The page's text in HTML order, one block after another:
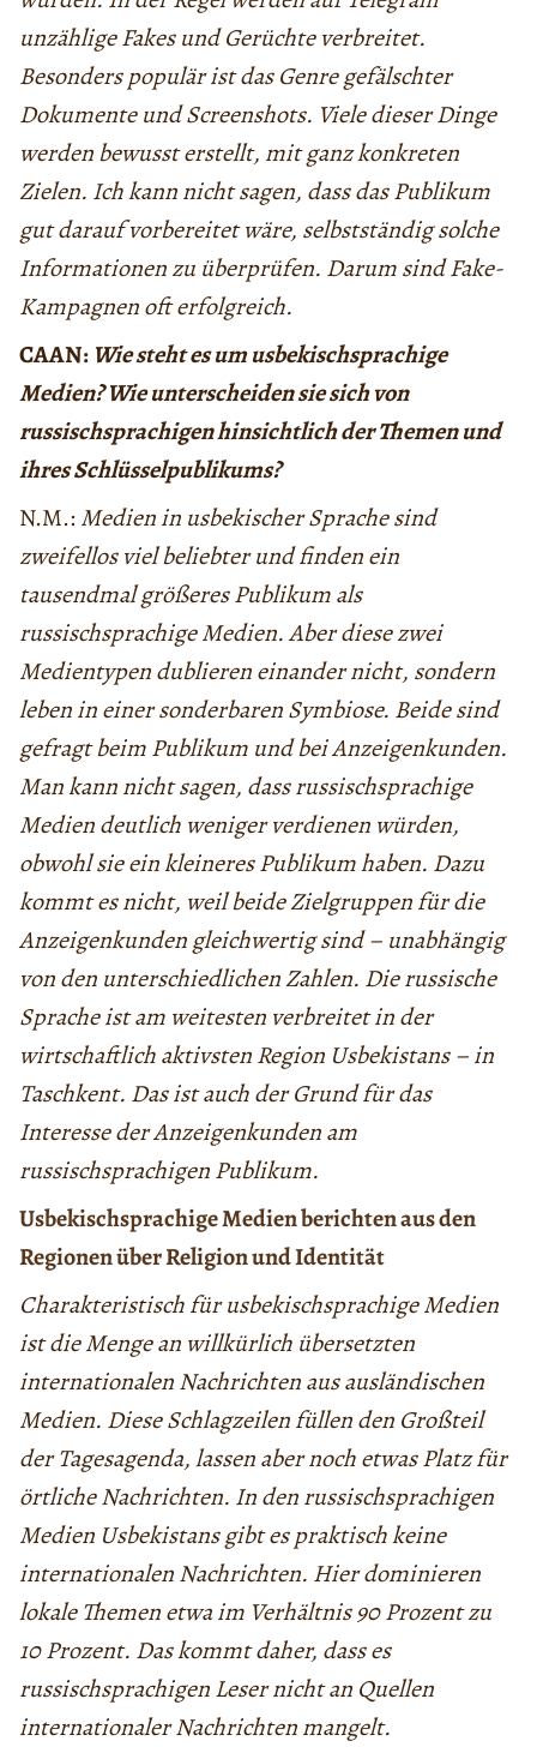
unzählige Fakes und Gerüchte verbreitet.
Besonders populär ist das Genre gefälschter
Dokumente und Screenshots. Viele dieser Dinge
werden bewusst erstellt, mit ganz konkreten
Zielen. Ich kann nicht sagen, dass das Publikum
gut darauf vorbereitet wäre, selbstständig solche
Informationen zu überprüfen. Darum sind Fake-
Kampagnen oft erfolgreich.
CAAN: Wie steht es um usbekischsprachige
Medien? Wie unterscheiden sie sich von
russischsprachigen hinsichtlich der Themen und
ihres Schlüsselpublikums?
N.M.: Medien in usbekischer Sprache sind
zweifellos viel beliebter und finden ein
tausendmal größeres Publikum als
russischsprachige Medien. Aber diese zwei
Medientypen dublieren einander nicht, sondern
leben in einer sonderbaren Symbiose. Beide sind
gefragt beim Publikum und bei Anzeigenkunden.
Man kann nicht sagen, dass russischsprachige
Medien deutlich weniger verdienen würden,
obwohl sie ein kleineres Publikum haben. Dazu
kommt es nicht, weil beide Zielgruppen für die
Anzeigenkunden gleichwertig sind – unabhängig
von den unterschiedlichen Zahlen. Die russische
Sprache ist am weitesten verbreitet in der
wirtschaftlich aktivsten Region Usbekistans – in
Taschkent. Das ist auch der Grund für das
Interesse der Anzeigenkunden am
russischsprachigen Publikum.
Usbekischsprachige Medien berichten aus den
Regionen über Religion und Identität
Charakteristisch für usbekischsprachige Medien
ist die Menge an willkürlich übersetzten
internationalen Nachrichten aus ausländischen
Medien. Diese Schlagzeilen füllen den Großteil
der Tagesagenda, lassen aber noch etwas Platz für
örtliche Nachrichten. In den russischsprachigen
Medien Usbekistans gibt es praktisch keine
internationalen Nachrichten. Hier dominieren
lokale Themen etwa im Verhältnis 90 Prozent zu
10 Prozent. Das kommt daher, dass es
russischsprachigen Leser nicht an Quellen
internationaler Nachrichten mangelt.